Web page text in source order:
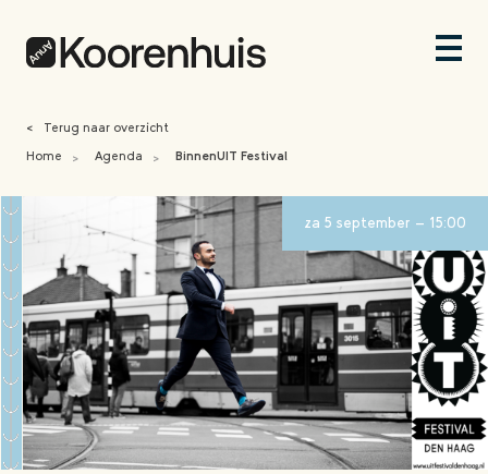
<
Terug naar overzicht
Home
> Agenda > BinnenUIT Festival
za 5 september - 15:00